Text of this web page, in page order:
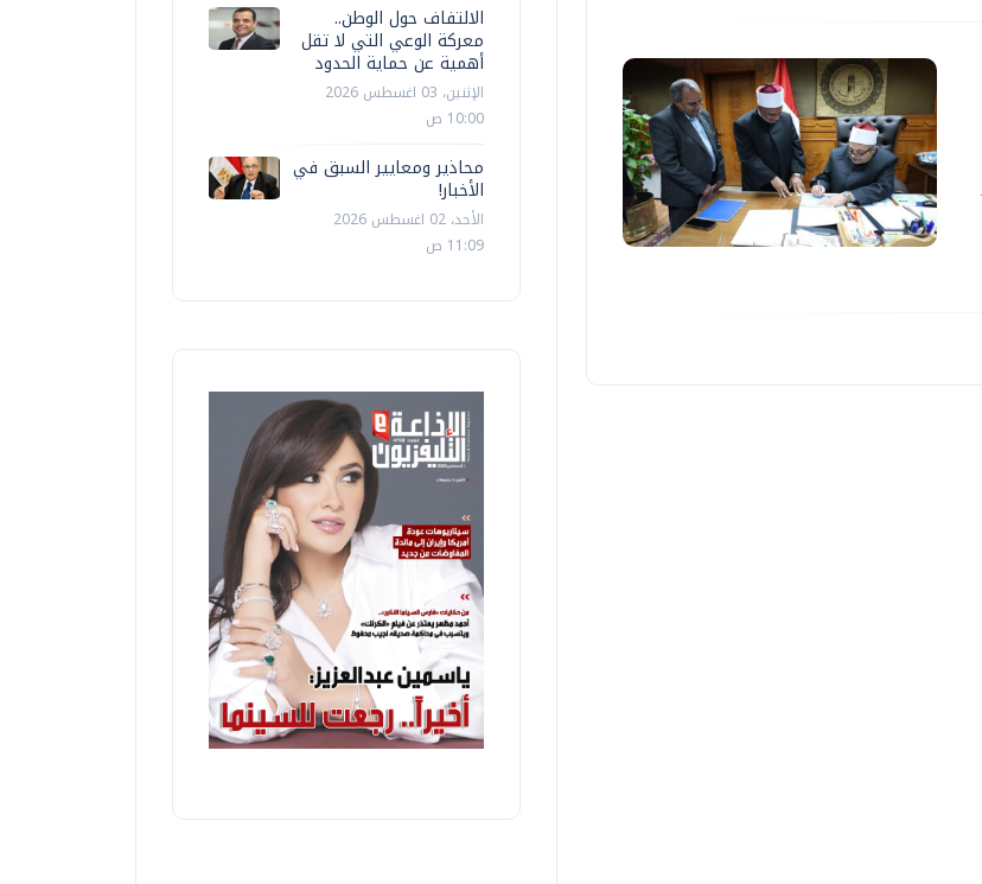
الالتفاف حول الوطن..
معركة الوعي التي لا تقل
أهمية عن حماية الحدود
الإثنين، 03 اغسطس 2026
10:00 ص
محاذير ومعايير السبق في
الأخبار!
الأحد، 02 اغسطس 2026
11:09 ص